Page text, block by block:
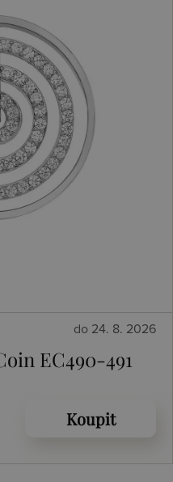
do 24. 8. 2026
EC490-491
Koupit